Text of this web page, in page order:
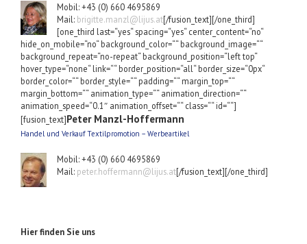
Mobil: +43 (0) 660 4695869
Mail: brigitte.manzl@lijus.at[/fusion_text][/one_third]
[one_third last=“yes“ spacing=“yes“ center_content=“no“
hide_on_mobile=“no“ background_color=““ background_image=““
background_repeat=“no-repeat“ background_position=“left top“
hover_type=“none“ link=““ border_position=“all“ border_size=“0px“
border_color=““ border_style=““ padding=““ margin_top=““
margin_bottom=““ animation_type=““ animation_direction=““
animation_speed=“0.1″ animation_offset=““ class=““ id=““]
[fusion_text]Peter Manzl-Hoffermann
Handel und Verkauf Textilpromotion – Werbeartikel
Mobil: +43 (0) 660 4695869
Mail: peter.hoffermann@lijus.at[/fusion_text][/one_third]
Hier finden Sie uns